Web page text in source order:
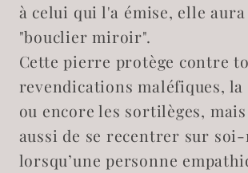
à celui qui l'a émise, elle
"bouclier miroir".
Cette pierre protège contre
revendications maléfiques,
ou encore les sortilèges,
aussi de se recentrer sur soi-
lorsqu’une personne